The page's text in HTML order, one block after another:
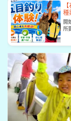
種
者
參
開
所